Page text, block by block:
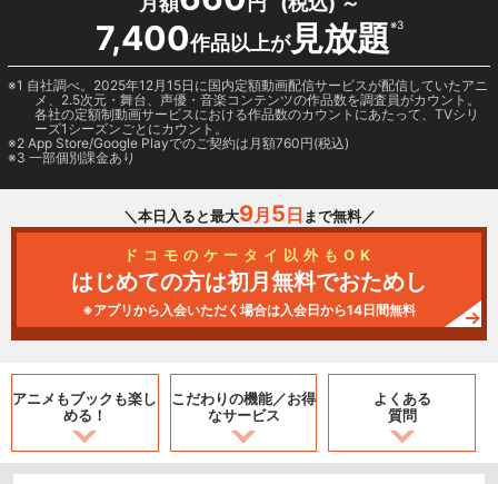
7,400作品以上が見放題※3
1 自社調べ。2025年12月15日に国内定額動画配信サービスが配信していたアニ
メ、2.5次元・舞台、声優・音楽コンテンツの作品数を調査員がカウント。
各社の定額制動画サービスにおける作品数のカウントにあたって、TVシリ
ーズ1シーズンごとにカウント。
2 App Store/Google Playでのご契約は月額760円(税込)
3 一部個別課金あり
＼本日入ると最大9月 5 日 まで無料／
ドコモのケータイ以外もOK
はじめての方は初月無料でおためし
※アプリから入会いただく場合は入会日から14日間無料
アニメもブックも楽し
める！
こだわりの機能／お得
なサービス
よくある
質問